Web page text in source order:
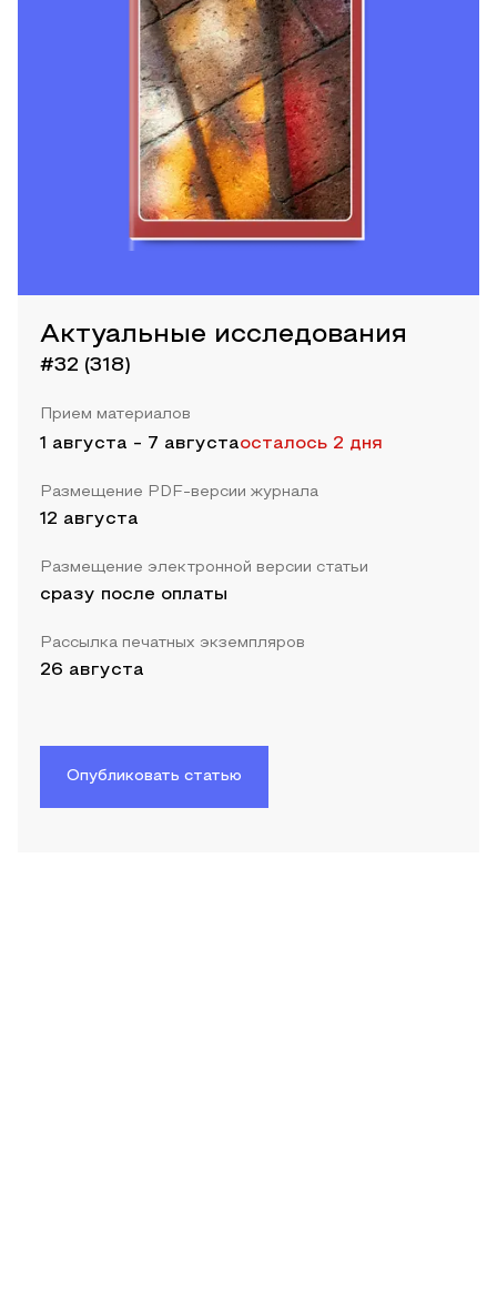
Актуальные исследования
#32 (318)
Прием материалов
1 августа - 7 августаосталось 2 дня
Размещение PDF-версии журнала
12 августа
Размещение электронной версии статьи
сразу после оплаты
Рассылка печатных экземпляров
26 августа
Опубликовать статью